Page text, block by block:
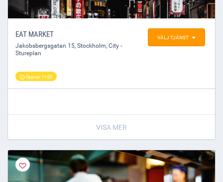
VÄLJ TJÄNST
EAT MARKET
Jakobsbergsgatan 15, Stockholm, City -
Stureplan
Öppnar 11:00
VISA MER